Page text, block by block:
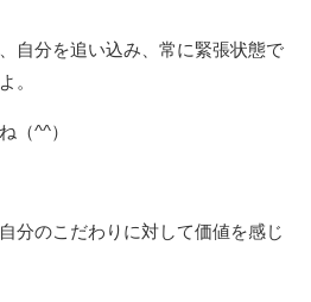
自分を追い込み、常に緊張状態で
。
（^^）
分のこだわりに対して価値を感じ